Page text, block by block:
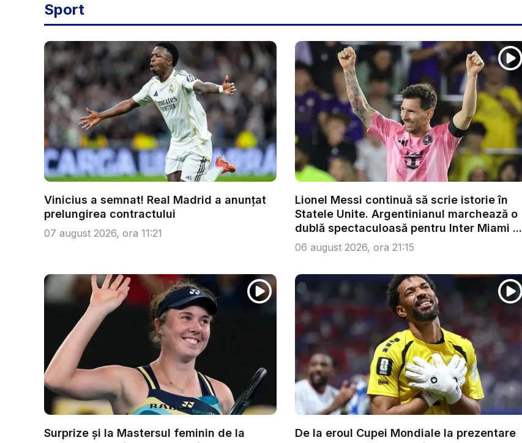
Sport
Vinicius a semnat! Real Madrid a anunțat
prelungirea contractului
07 august 2026, ora 11:21
Lionel Messi continuă să scrie istorie în
Statele Unite. Argentinianul marchează o
dublă spectaculoasă pentru Inter Miami ...
06 august 2026, ora 21:15
Surprize și la Mastersul feminin de la
De la eroul Cupei Mondiale la prezentare